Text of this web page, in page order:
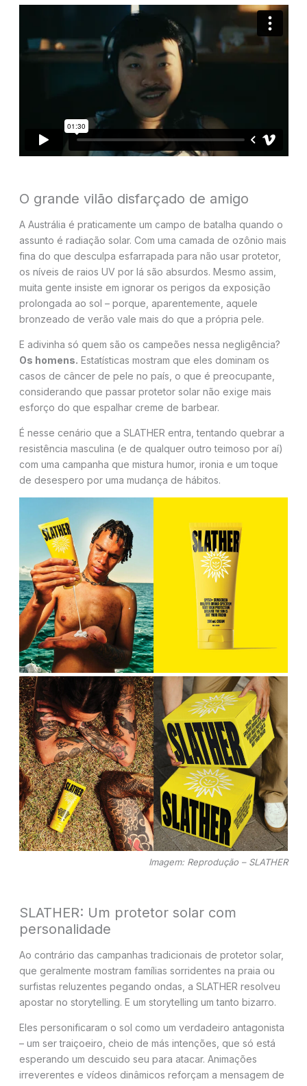
O grande vilão disfarçado de amigo
A Austrália é praticamente um campo de batalha quando o
assunto é radiação solar. Com uma camada de ozônio mais
fina do que desculpa esfarrapada para não usar protetor,
os níveis de raios UV por lá são absurdos. Mesmo assim,
muita gente insiste em ignorar os perigos da exposição
prolongada ao sol – porque, aparentemente, aquele
bronzeado de verão vale mais do que a própria pele.
E adivinha só quem são os campeões nessa negligência?
Os homens. Estatísticas mostram que eles dominam os
casos de câncer de pele no país, o que é preocupante,
considerando que passar protetor solar não exige mais
esforço do que espalhar creme de barbear.
É nesse cenário que a SLATHER entra, tentando quebrar a
resistência masculina (e de qualquer outro teimoso por aí)
com uma campanha que mistura humor, ironia e um toque
de desespero por uma mudança de hábitos.
Imagem: Reprodução – SLATHER
SLATHER: Um protetor solar com
personalidade
Ao contrário das campanhas tradicionais de protetor solar,
que geralmente mostram famílias sorridentes na praia ou
surfistas reluzentes pegando ondas, a SLATHER resolveu
apostar no storytelling. E um storytelling um tanto bizarro.
Eles personificaram o sol como um verdadeiro antagonista
– um ser traiçoeiro, cheio de más intenções, que só está
esperando um descuido seu para atacar. Animações
irreverentes e vídeos dinâmicos reforçam a mensagem de